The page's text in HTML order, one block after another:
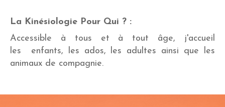
La Kinésiologie Pour Qui ? :
Accessible à tous et à tout âge, j'accueil
les enfants, les ados, les adultes ainsi que les
animaux de compagnie.